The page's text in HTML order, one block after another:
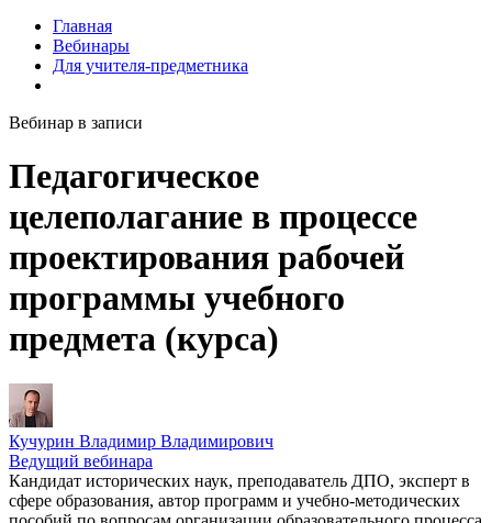
Главная
Вебинары
Для учителя-предметника
Вебинар в записи
Педагогическое
целеполагание в процессе
проектирования рабочей
программы учебного
предмета (курса)
Кучурин Владимир Владимирович
Ведущий вебинара
Кандидат исторических наук, преподаватель ДПО, эксперт в
сфере образования, автор программ и учебно-методических